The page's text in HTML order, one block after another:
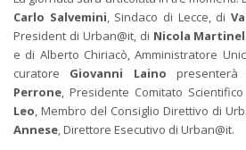
Carlo Salvemini , Sindaco di Lecce, di
President di Urban@it, di Nicola
e di Alberto Chiriacò, Amministratore
curatore Giovanni Laino
Perrone , Presidente Comitato
Leo , Membro del Consiglio Direttivo di
Annese , Direttore Esecutivo di Urban@it.